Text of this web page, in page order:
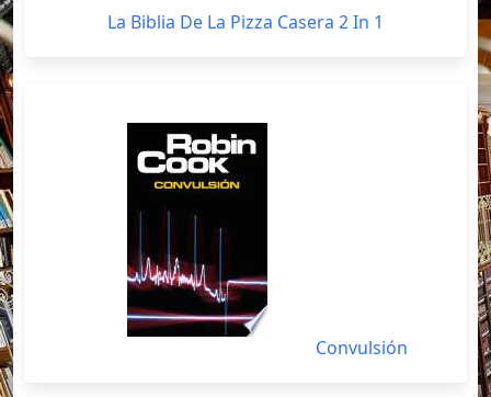
La Biblia De La Pizza Casera 2 In 1
Convulsión